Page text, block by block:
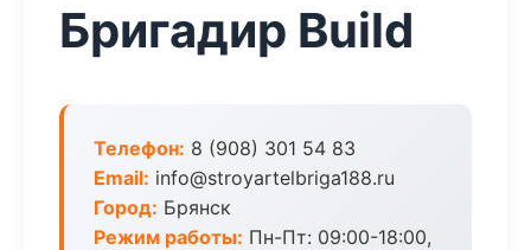
Бригадир Build
Телефон: 8 (908) 301 54 83
Email: info@stroyartelbriga188.ru
Город: Брянск
Режим работы: Пн-Пт: 09:00-18:00,